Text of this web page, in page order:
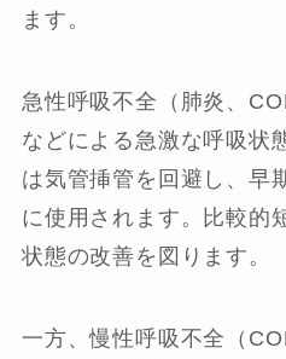
ます。
急性呼吸不全（肺炎、
などによる急激な呼吸状
は気管挿管を回避し、早
に使用されます。比較的
状態の改善を図ります。
一方、慢性呼吸不全（